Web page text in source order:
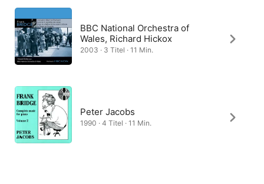
BBC National Orchestra of
Wales, Richard Hickox
2003 · 3 Titel · 11 Min.
Peter Jacobs
1990 · 4 Titel · 11 Min.